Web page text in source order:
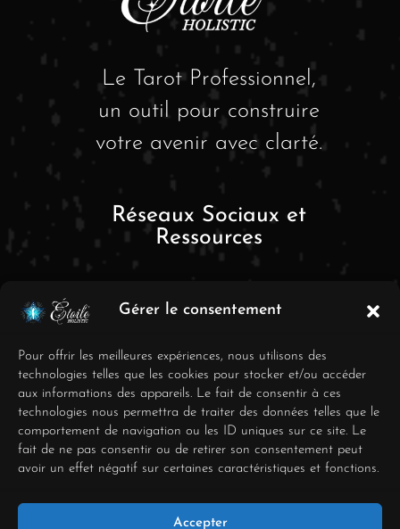
Gérer le consentement
Pour offrir les meilleures expériences, nous utilisons des
technologies telles que les cookies pour stocker et/ou accéder
aux informations des appareils. Le fait de consentir à ces
technologies nous permettra de traiter des données telles que le
comportement de navigation ou les ID uniques sur ce site. Le
fait de ne pas consentir ou de retirer son consentement peut
avoir un effet négatif sur certaines caractéristiques et fonctions.
Accepter
Le Tarot Professionnel,
un outil pour construire
votre avenir avec clarté.
Réseaux Sociaux et
Ressources
FAQ
Mentions Légales
Conditions générales de
vente